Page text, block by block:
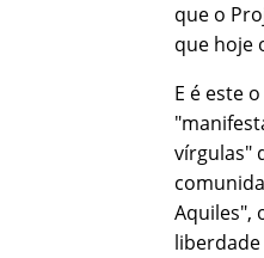
que o
que hoje
E é este
ví­rgulas"
Aquiles",